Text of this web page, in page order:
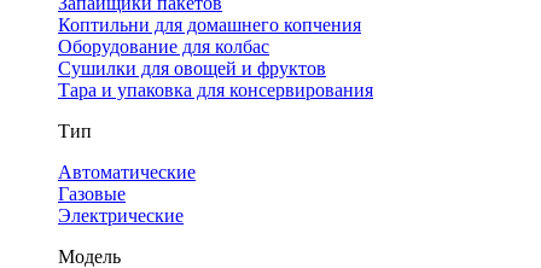
Коптильни для домашнего копчения
Оборудование для колбас
Сушилки для овощей и фруктов
Тара и упаковка для консервирования
Тип
Автоматические
Газовые
Электрические
Модель